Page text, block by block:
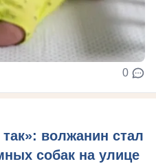
0
волжанин стал
собак на улице